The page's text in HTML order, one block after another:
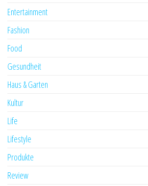
Entertainment
Fashion
Food
Gesundheit
Haus & Garten
Kultur
Life
Lifestyle
Produkte
Review